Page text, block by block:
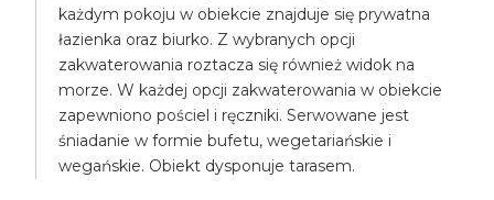
każdym pokoju w obiekcie znajduje się prywatna
łazienka oraz biurko. Z wybranych opcji
zakwaterowania roztacza się również widok na
morze. W każdej opcji zakwaterowania w obiekcie
zapewniono pościel i ręczniki. Serwowane jest
śniadanie w formie bufetu, wegetariańskie i
wegańskie. Obiekt dysponuje tarasem.